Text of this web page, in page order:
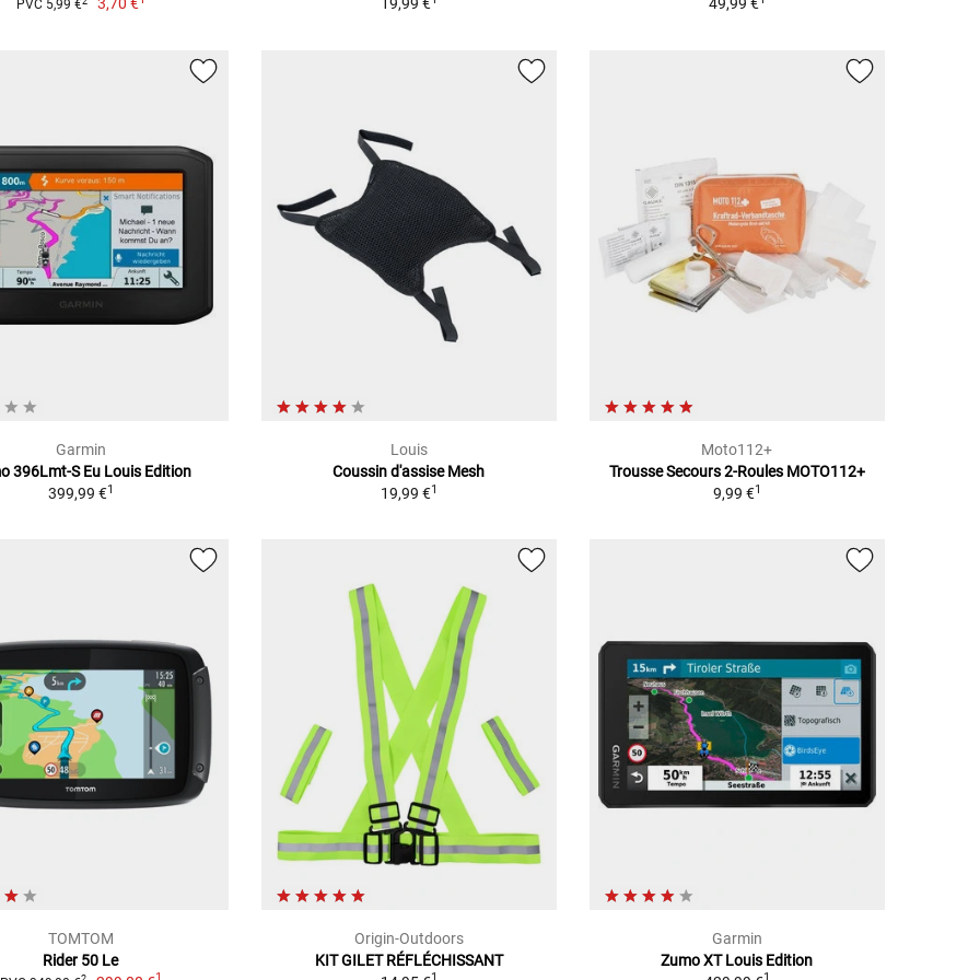
PVC 5,99 € 3,70 € 19,99 € 49,99 €
Garmin
396Lmt-S Eu Louis Edition
399,99 €1
Louis
Coussin d'assise Mesh
19,99 €1
Moto112+
Trousse Secours 2-Roules MOTO112+
9,99 €1
TOMTOM
Rider 50 Le
Origin-Outdoors
KIT GILET RÉFLÉCHISSANT
Garmin
Zumo XT Louis Edition